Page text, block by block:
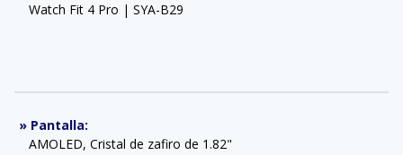
Watch Fit 4 Pro | SYA-B29
» Pantalla:
AMOLED, Cristal de zafiro de 1.82"